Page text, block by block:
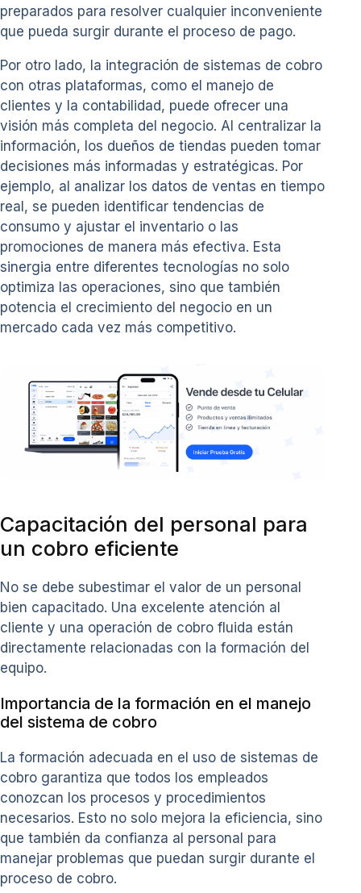
preparados para resolver cualquier inconveniente
que pueda surgir durante el proceso de pago.
Por otro lado, la integración de sistemas de cobro
con otras plataformas, como el manejo de
clientes y la contabilidad, puede ofrecer una
visión más completa del negocio. Al centralizar la
información, los dueños de tiendas pueden tomar
decisiones más informadas y estratégicas. Por
ejemplo, al analizar los datos de ventas en tiempo
real, se pueden identificar tendencias de
consumo y ajustar el inventario o las
promociones de manera más efectiva. Esta
sinergia entre diferentes tecnologías no solo
optimiza las operaciones, sino que también
potencia el crecimiento del negocio en un
mercado cada vez más competitivo.
Capacitación del personal para
un cobro eficiente
No se debe subestimar el valor de un personal
bien capacitado. Una excelente atención al
cliente y una operación de cobro fluida están
directamente relacionadas con la formación del
equipo.
Importancia de la formación en el manejo
del sistema de cobro
La formación adecuada en el uso de sistemas de
cobro garantiza que todos los empleados
conozcan los procesos y procedimientos
necesarios. Esto no solo mejora la eficiencia, sino
que también da confianza al personal para
manejar problemas que puedan surgir durante el
proceso de cobro.